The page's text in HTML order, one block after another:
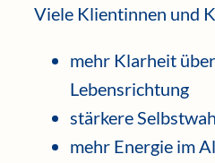
Viele Klientinnen und
mehr Klarheit
Lebensrichtung
stärkere
mehr Energie im